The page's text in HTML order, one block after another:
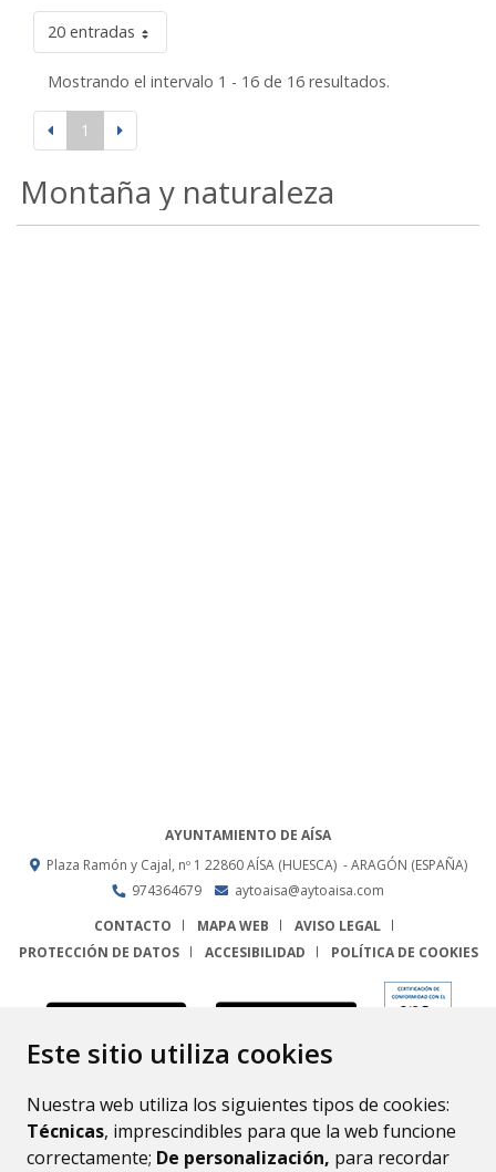
Este sitio utiliza cookies
Nuestra web utiliza los siguientes tipos de cookies:
Técnicas, imprescindibles para que la web funcione
correctamente; De personalización, para recordar
20 entradas
Mostrando el intervalo 1 - 16 de 16 resultados.
1
Montaña y naturaleza
AYUNTAMIENTO DE AÍSA
Plaza Ramón y Cajal, nº 1 22860 AÍSA (HUESCA) - ARAGÓN (ESPAÑA)
974364679
aytoaisa@aytoaisa.com
CONTACTO
MAPA WEB
AVISO LEGAL
PROTECCIÓN DE DATOS
ACCESIBILIDAD POLÍTICA DE COOKIES